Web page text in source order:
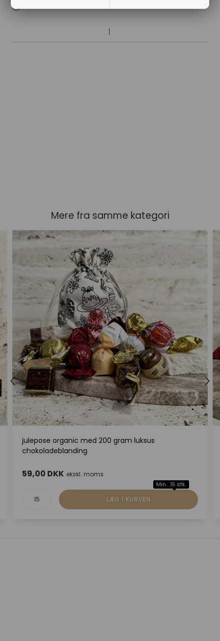
Mere fra samme kategori
julepose organic med 200 gram luksus
chokoladeblanding
59,00 DKK ekskl. moms
Min. 15 stk.